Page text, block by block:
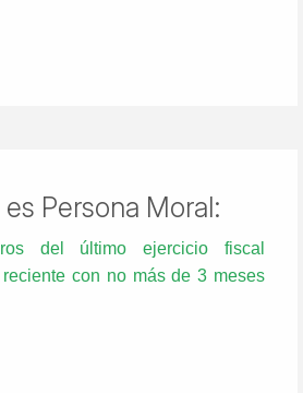
es Persona Moral:
del último ejercicio fiscal
con no más de 3 meses